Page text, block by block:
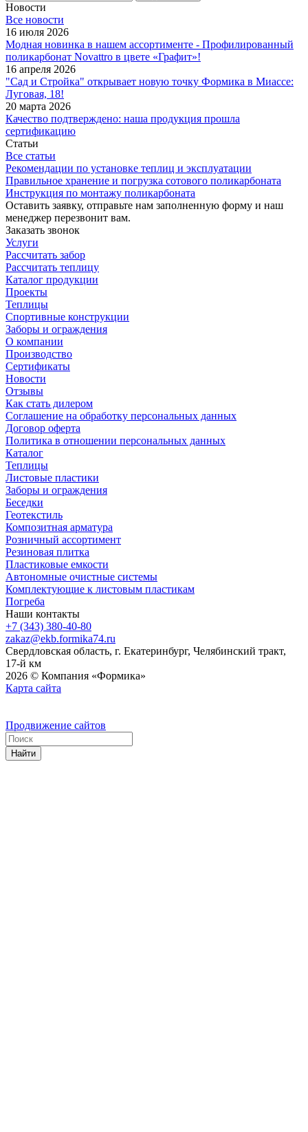
Новости
Все новости
16 июля 2026
Модная новинка в нашем ассортименте - Профилированный
поликарбонат Novattro в цвете «Графит»!
16 апреля 2026
"Сад и Стройка" открывает новую точку Формика в Миассе:
Луговая, 18!
20 марта 2026
Качество подтверждено: наша продукция прошла
сертификацию
Статьи
Все статьи
Рекомендации по установке теплиц и эксплуатации
Правильное хранение и погрузка сотового поликарбоната
Инструкция по монтажу поликарбоната
Оставить заявку, отправьте нам заполненную форму и наш
менеджер перезвонит вам.
Заказать звонок
Услуги
Рассчитать забор
Рассчитать теплицу
Каталог продукции
Проекты
Теплицы
Спортивные конструкции
Заборы и ограждения
О компании
Производство
Сертификаты
Новости
Отзывы
Как стать дилером
Соглашение на обработку персональных данных
Договор оферта
Политика в отношении персональных данных
Каталог
Теплицы
Листовые пластики
Заборы и ограждения
Беседки
Геотекстиль
Композитная арматура
Розничный ассортимент
Резиновая плитка
Пластиковые емкости
Автономные очистные системы
Комплектующие к листовым пластикам
Погреба
Наши контакты
+7 (343) 380-40-80
zakaz@ekb.formika74.ru
Свердловская область, г. Екатеринбург, Челябинский тракт,
17-й км
2026 © Компания «Формика»
Карта сайта
Продвижение сайтов
Найти